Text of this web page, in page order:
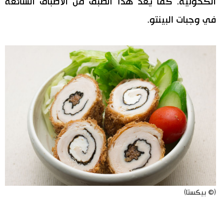
في وجبات البينتو.
(© بيكستا)